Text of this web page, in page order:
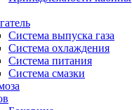
Система выпуска газа
Система охлаждения
Система питания
Система смазки